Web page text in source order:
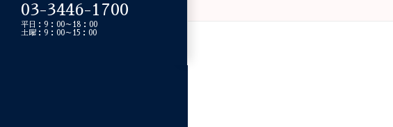
03-3446-1700
平日：9：00～18：00
土曜：9：00～15：00